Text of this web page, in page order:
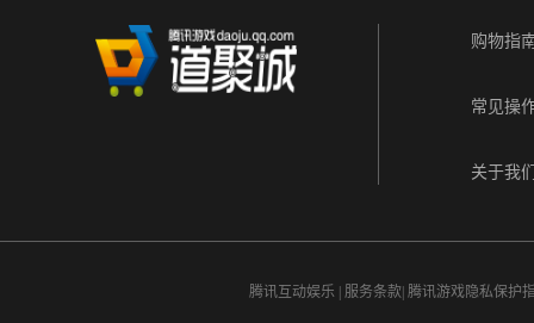
购物指
常见操
关于我
腾讯互动娱乐| 服务条款 腾讯游戏隐私保护